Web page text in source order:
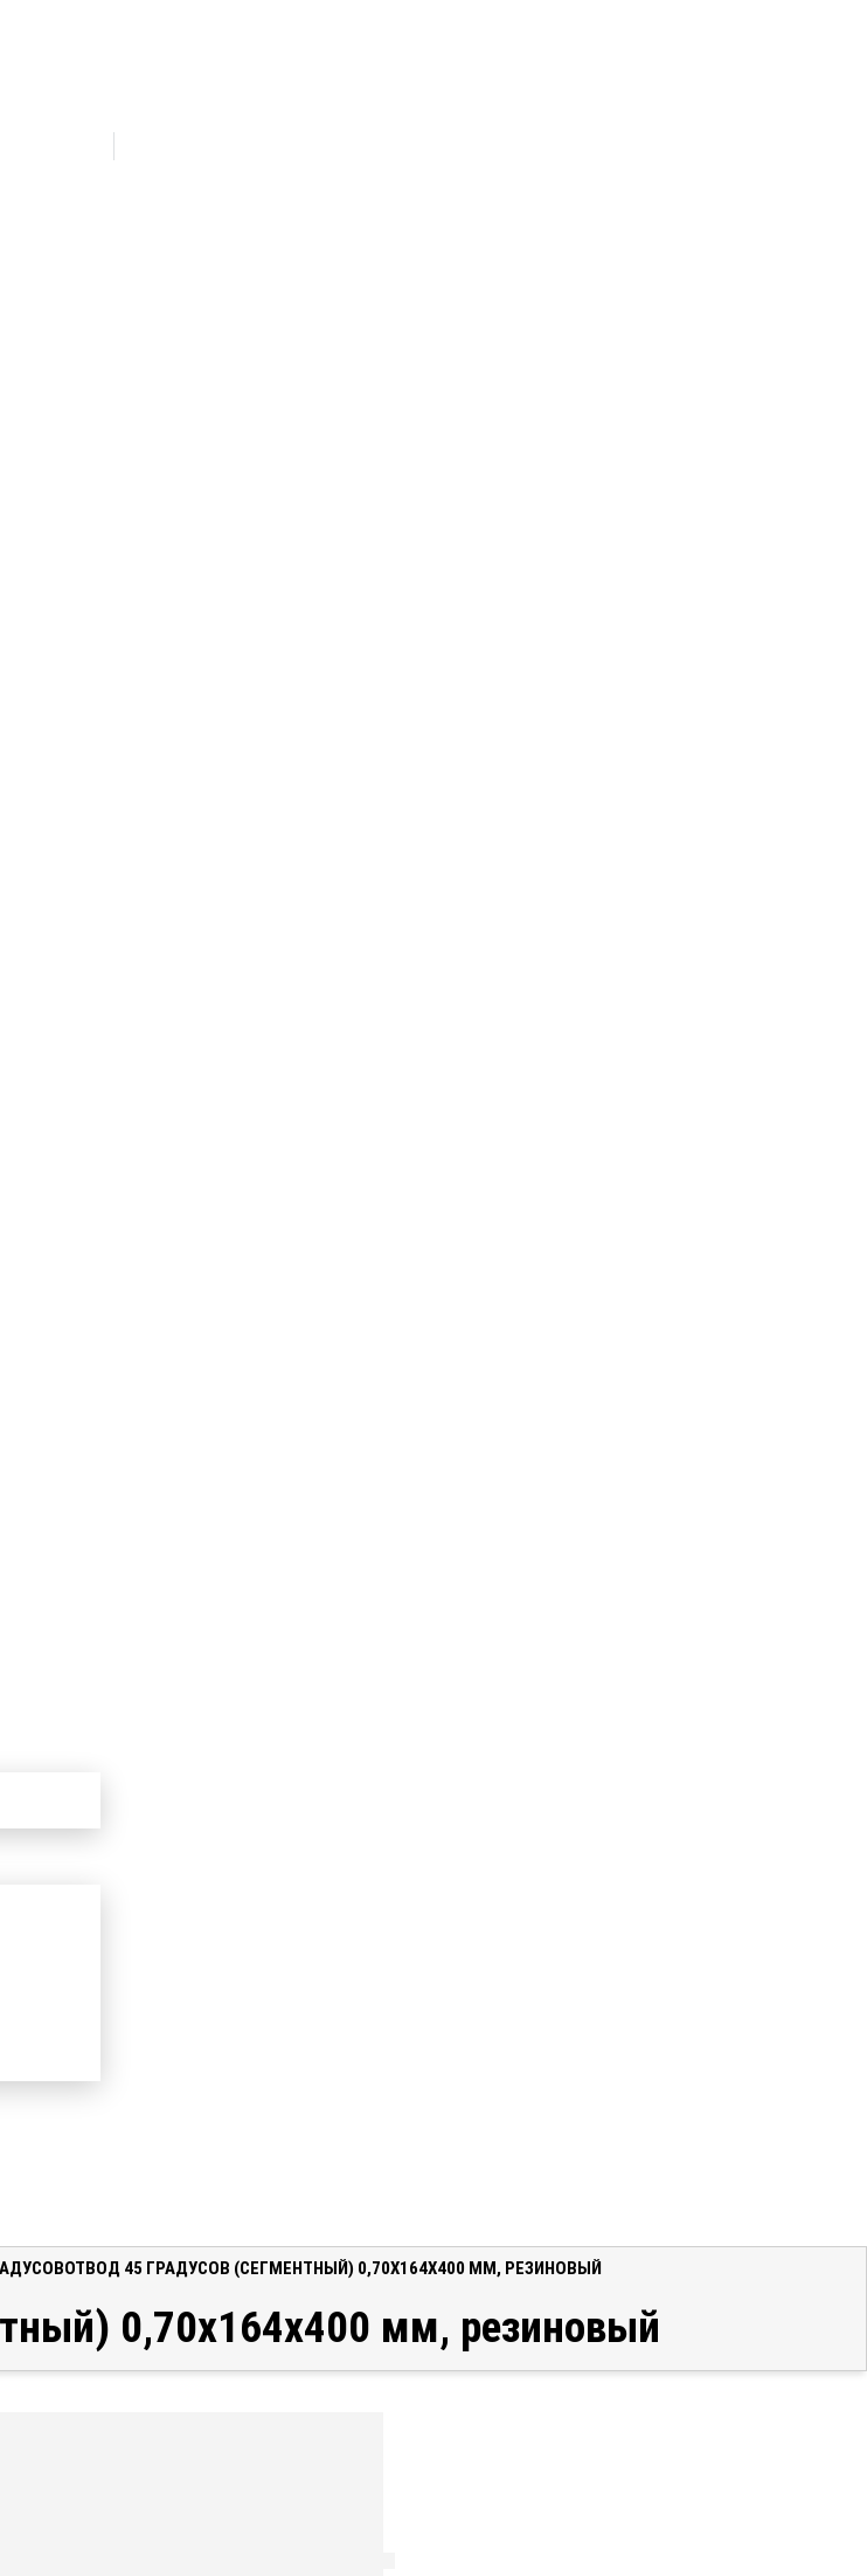
ОТВОД 45 ГРАДУСОВ (СЕГМЕНТНЫЙ) 0,70X164X400 ММ, РЕЗИНОВЫЙ
0,70x164x400 мм, резиновый